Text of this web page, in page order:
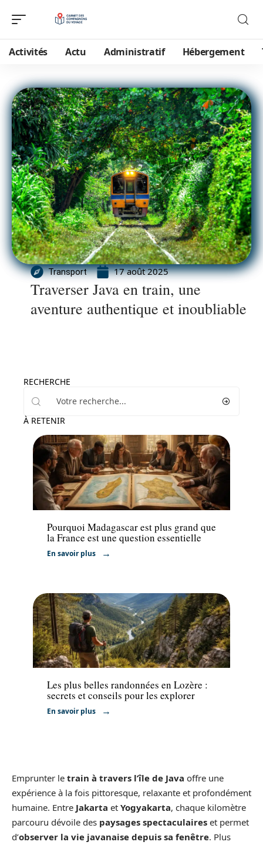
Activités Actu Administratif Hébergement
Transport 17 août 2025
Traverser Java en train, une
aventure authentique et inoubliable
RECHERCHE
À RETENIR
Actu
Pourquoi Madagascar est plus grand que
la France est une question essentielle
En savoir plus
Activités
Les plus belles randonnées en Lozère :
secrets et conseils pour les explorer
En savoir plus
Emprunter le train à travers l’île de Java offre une
expérience à la fois pittoresque, relaxante et profondément
humaine. Entre Jakarta et Yogyakarta, chaque kilomètre
parcouru dévoile des paysages spectaculaires et permet
d’observer la vie javanaise depuis sa fenêtre. Plus